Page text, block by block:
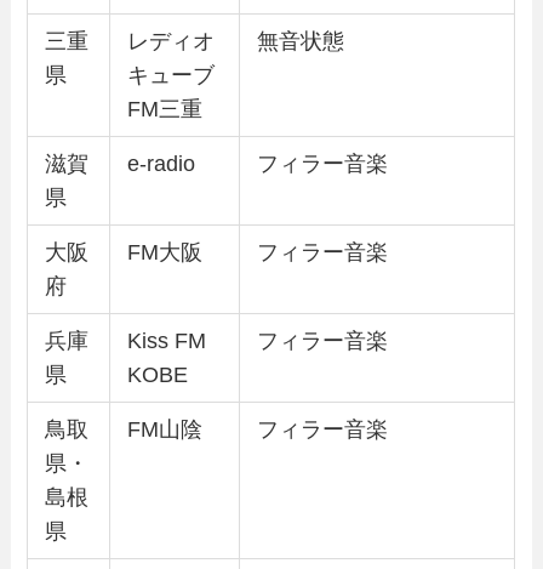
三重
県
レディオ
キューブ
FM三重
無音状態
滋賀
県
e-radio フィラー音楽
大阪
府
FM大阪 フィラー音楽
兵庫
県
Kiss FM
KOBE
フィラー音楽
鳥取
県・
島根
県
FM山陰 フィラー音楽